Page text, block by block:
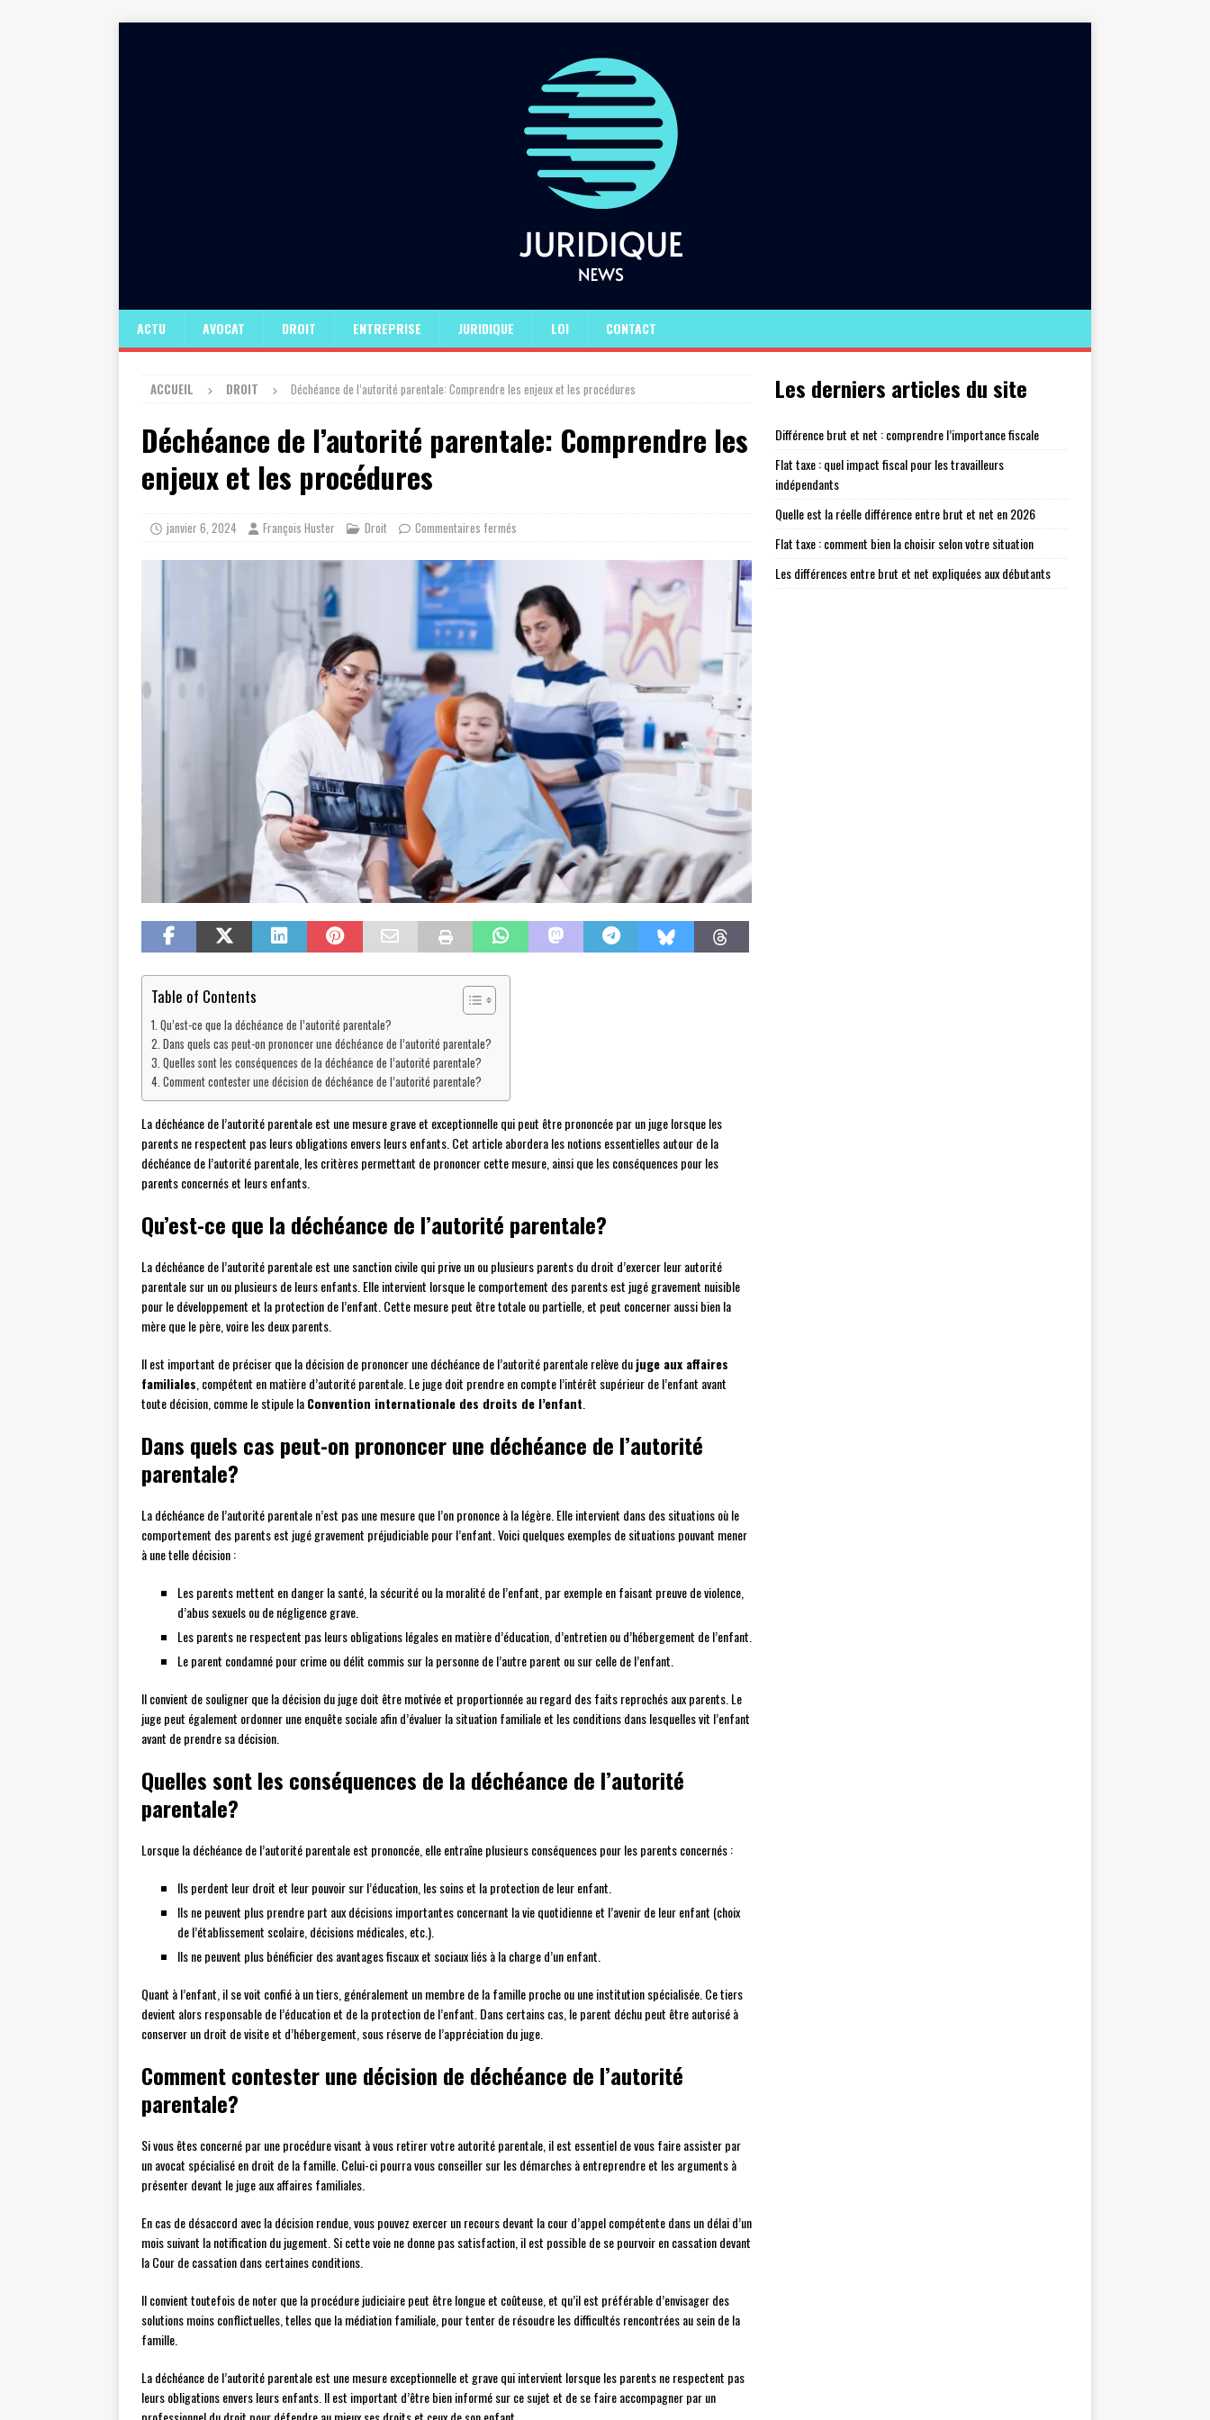
ACTU AVOCAT DROIT ENTREPRISE JURIDIQUE LOI CONTACT
ACCUEIL DROIT Déchéance de l’autorité parentale: Comprendre les enjeux et les procédures
Déchéance de l’autorité parentale: Comprendre les
enjeux et les procédures
janvier 6, 2024 François Huster Droit Commentaires fermés
Table of Contents
Qu’est-ce que la déchéance de l’autorité parentale?
Dans quels cas peut-on prononcer une déchéance de l’autorité parentale?
Quelles sont les conséquences de la déchéance de l’autorité parentale?
Comment contester une décision de déchéance de l’autorité parentale?
La déchéance de l’autorité parentale est une mesure grave et exceptionnelle qui peut être prononcée par un juge lorsque les
parents ne respectent pas leurs obligations envers leurs enfants. Cet article abordera les notions essentielles autour de la
déchéance de l’autorité parentale, les critères permettant de prononcer cette mesure, ainsi que les conséquences pour les
parents concernés et leurs enfants.
Qu’est-ce que la déchéance de l’autorité parentale?
La déchéance de l’autorité parentale est une sanction civile qui prive un ou plusieurs parents du droit d’exercer leur autorité
parentale sur un ou plusieurs de leurs enfants. Elle intervient lorsque le comportement des parents est jugé gravement nuisible
pour le développement et la protection de l’enfant. Cette mesure peut être totale ou partielle, et peut concerner aussi bien la
mère que le père, voire les deux parents.
Il est important de préciser que la décision de prononcer une déchéance de l’autorité parentale relève dujuge aux affaires
familiales , compétent en matière d’autorité parentale. Le juge doit prendre en compte l’intérêt supérieur de l’enfant avant
toute décision, comme le stipule laConvention internationale des droits de l’enfant
Dans quels cas peut-on prononcer une déchéance de l’autorité
parentale?
La déchéance de l’autorité parentale n’est pas une mesure que l’on prononce à la légère. Elle intervient dans des situations où le
comportement des parents est jugé gravement préjudiciable pour l’enfant. Voici quelques exemples de situations pouvant mener
à une telle décision :
Les parents mettent en danger la santé, la sécurité ou la moralité de l’enfant, par exemple en faisant preuve de violence,
d’abus sexuels ou de négligence grave.
Les parents ne respectent pas leurs obligations légales en matière d’éducation, d’entretien ou d’hébergement de l’enfant.
Le parent condamné pour crime ou délit commis sur la personne de l’autre parent ou sur celle de l’enfant.
Il convient de souligner que la décision du juge doit être motivée et proportionnée au regard des faits reprochés aux parents. Le
juge peut également ordonner une enquête sociale afin d’évaluer la situation familiale et les conditions dans lesquelles vit l’enfant
avant de prendre sa décision.
Quelles sont les conséquences de la déchéance de l’autorité
parentale?
Lorsque la déchéance de l’autorité parentale est prononcée, elle entraîne plusieurs conséquences pour les parents concernés :
Ils perdent leur droit et leur pouvoir sur l’éducation, les soins et la protection de leur enfant.
Ils ne peuvent plus prendre part aux décisions importantes concernant la vie quotidienne et l’avenir de leur enfant (choix
de l’établissement scolaire, décisions médicales, etc.).
Ils ne peuvent plus bénéficier des avantages fiscaux et sociaux liés à la charge d’un enfant.
Quant à l’enfant, il se voit confié à un tiers, généralement un membre de la famille proche ou une institution spécialisée. Ce tiers
devient alors responsable de l’éducation et de la protection de l’enfant. Dans certains cas, le parent déchu peut être autorisé à
conserver un droit de visite et d’hébergement, sous réserve de l’appréciation du juge.
Comment contester une décision de déchéance de l’autorité
parentale?
Si vous êtes concerné par une procédure visant à vous retirer votre autorité parentale, il est essentiel de vous faire assister par
un avocat spécialisé en droit de la famille. Celui-ci pourra vous conseiller sur les démarches à entreprendre et les arguments à
présenter devant le juge aux affaires familiales.
En cas de désaccord avec la décision rendue, vous pouvez exercer un recours devant la cour d’appel compétente dans un délai d’un
mois suivant la notification du jugement. Si cette voie ne donne pas satisfaction, il est possible de se pourvoir en cassation devant
la Cour de cassation dans certaines conditions.
Il convient toutefois de noter que la procédure judiciaire peut être longue et coûteuse, et qu’il est préférable d’envisager des
solutions moins conflictuelles, telles que la médiation familiale, pour tenter de résoudre les difficultés rencontrées au sein de la
famille.
La déchéance de l’autorité parentale est une mesure exceptionnelle et grave qui intervient lorsque les parents ne respectent pas
leurs obligations envers leurs enfants. Il est important d’être bien informé sur ce sujet et de se faire accompagner par un
Les derniers articles du site
Différence brut et net : comprendre l’importance fiscale
Flat taxe : quel impact fiscal pour les travailleurs
indépendants
Quelle est la réelle différence entre brut et net en 2026
Flat taxe : comment bien la choisir selon votre situation
Les différences entre brut et net expliquées aux débutants